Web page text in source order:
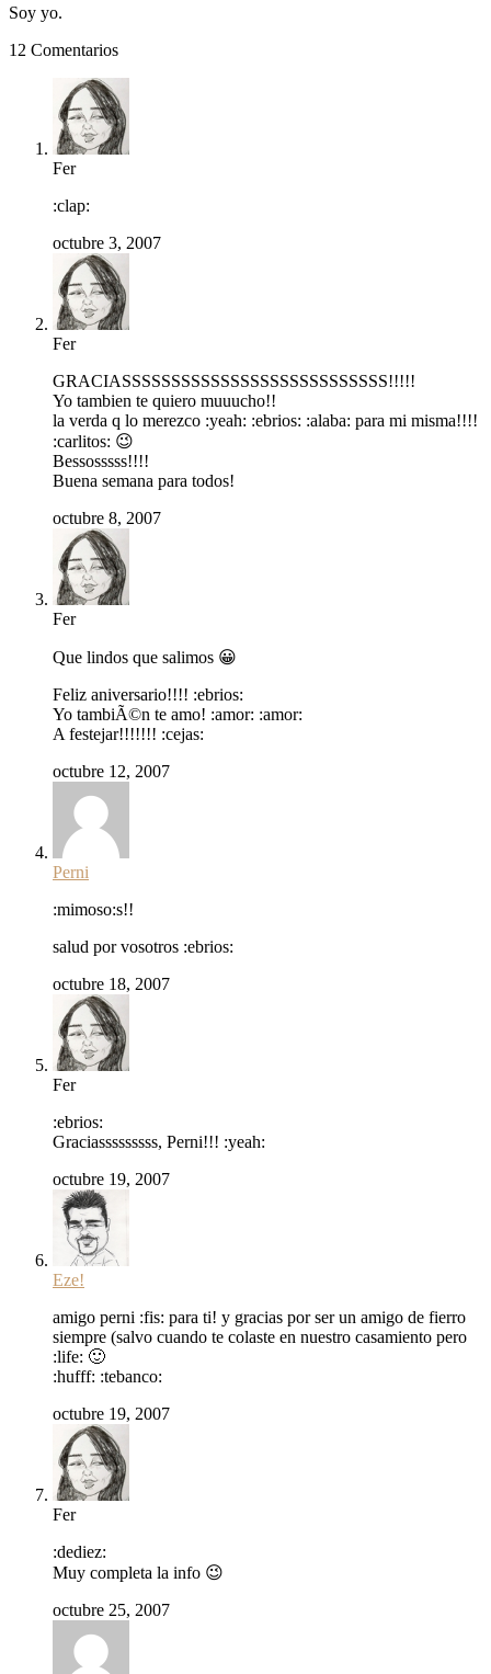
Soy yo.
12 Comentarios
Fer
:clap:
octubre 3, 2007
Fer
GRACIASSSSSSSSSSSSSSSSSSSSSSSSSSS!!!!!
Yo tambien te quiero muuucho!!
la verda q lo merezco :yeah: :ebrios: :alaba: para mi misma!!!!
:carlitos: 😉
Bessosssss!!!!
Buena semana para todos!
octubre 8, 2007
Fer
Que lindos que salimos 😀
Feliz aniversario!!!! :ebrios:
Yo tambiÃ©n te amo! :amor: :amor:
A festejar!!!!!!! :cejas:
octubre 12, 2007
Perni
:mimoso:s!!
salud por vosotros :ebrios:
octubre 18, 2007
Fer
:ebrios:
Graciasssssssss, Perni!!! :yeah:
octubre 19, 2007
Eze!
amigo perni :fis: para ti! y gracias por ser un amigo de fierro
siempre (salvo cuando te colaste en nuestro casamiento pero
:life: 🙂
:hufff: :tebanco:
octubre 19, 2007
Fer
:dediez:
Muy completa la info 😉
octubre 25, 2007